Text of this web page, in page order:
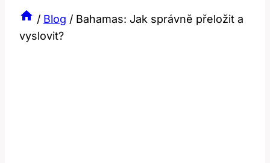
/ Blog / Bahamas: Jak správně přeložit a
vyslovit?